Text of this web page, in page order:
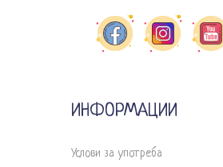
ИНФОРМАЦИИ
Услови за употреба